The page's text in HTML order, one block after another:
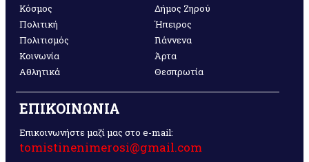
Κόσμος
Πολιτική
Πολιτισμός
Κοινωνία
Αθλητικά
Δήμος Ζηρού
Ήπειρος
Γιάννενα
Άρτα
Θεσπρωτία
ΕΠΙΚΟΙΝΩΝΙΑ
Επικοινωνήστε μαζί μας στο e-mail:
tomistinenimerosi@gmail.com